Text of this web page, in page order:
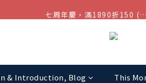
結帳金額滿$1080超
七周年慶，滿1890折150
& Introduction, Blog This